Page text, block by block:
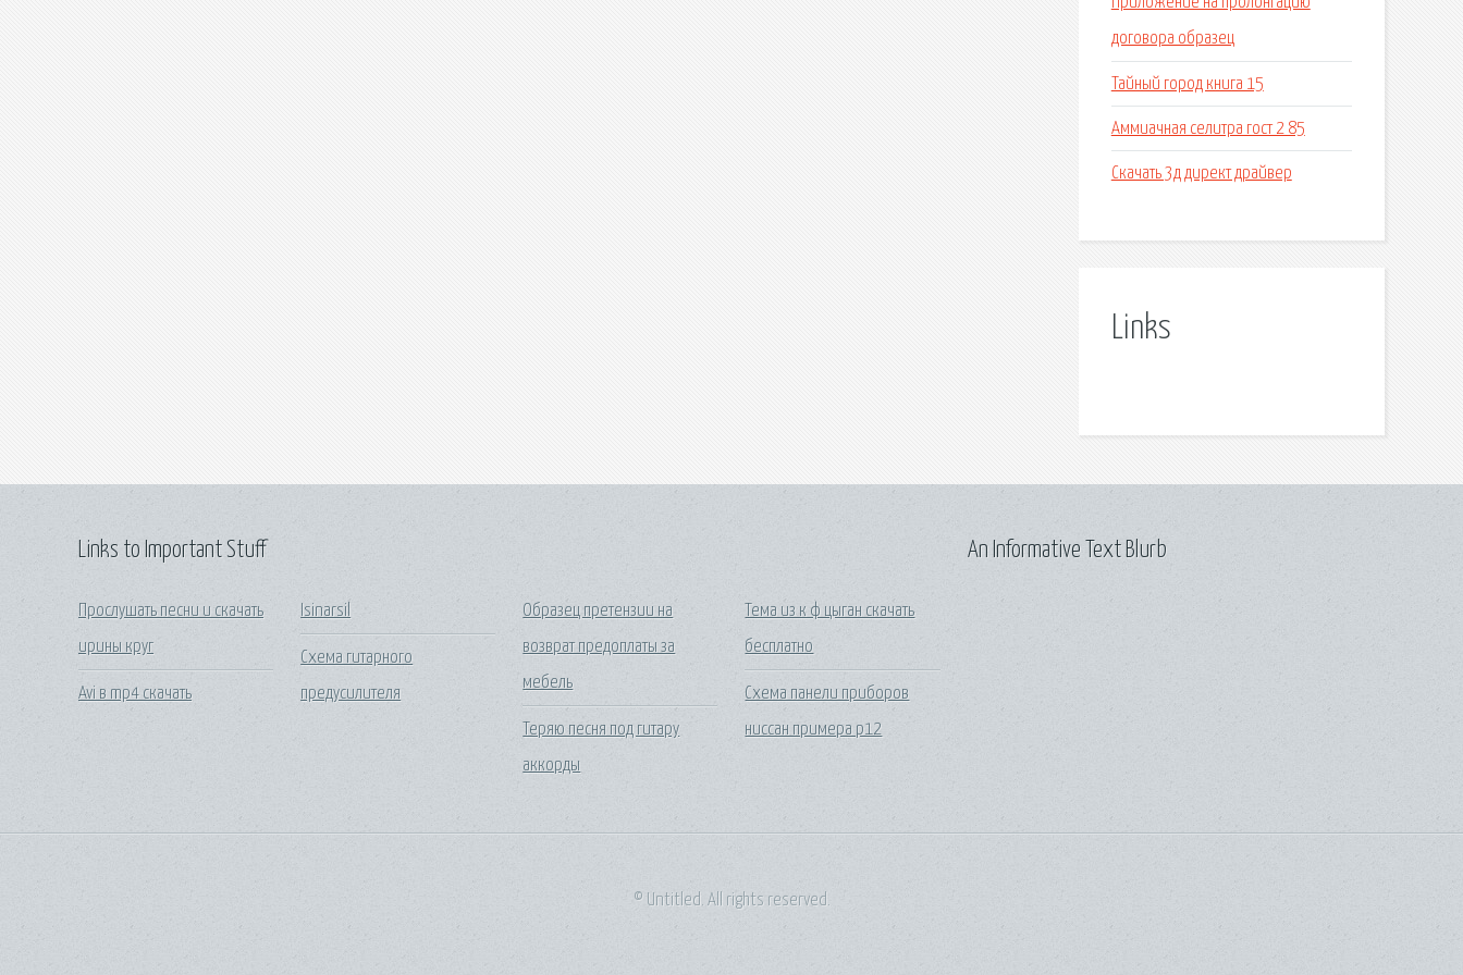
договора образец
Тайный город книга 15
Аммиачная селитра гост 2 85
Скачать 3д директ драйвер
Links
Links to Important Stuff
Прослушать песни и скачать
ирины круг
Avi в mp4 скачать
Isinarsil
Схема гитарного
предусилителя
Образец претензии на
возврат предоплаты за
мебель
Теряю песня под гитару
аккорды
Тема из к ф цыган скачать
бесплатно
Схема панели приборов
ниссан примера р12
An Informative Text Blurb
© Untitled. All rights reserved.